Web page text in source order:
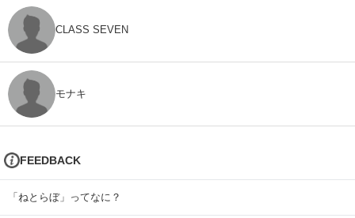
CLASS SEVEN
モナキ
FEEDBACK
「ねとらぼ」ってなに？